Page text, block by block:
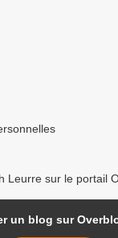
Leurre sur le portail
un blog sur